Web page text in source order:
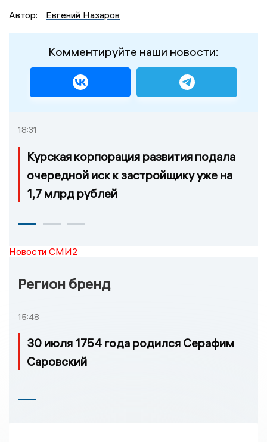
Автор:
Евгений Назаров
Комментируйте наши новости:
18:31
Курская корпорация развития подала
очередной иск к застройщику уже на
1,7 млрд рублей
Новости СМИ2
Регион бренд
15:48
30 июля 1754 года родился Серафим
Саровский